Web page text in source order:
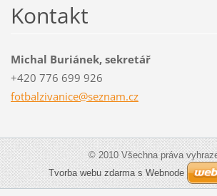
Kontakt
Michal Buriánek, sekretář
+420 776 699 926
fotbalzivanice@seznam.cz
© 2010 Všechna práva
Tvorba webu zdarma s Webnode